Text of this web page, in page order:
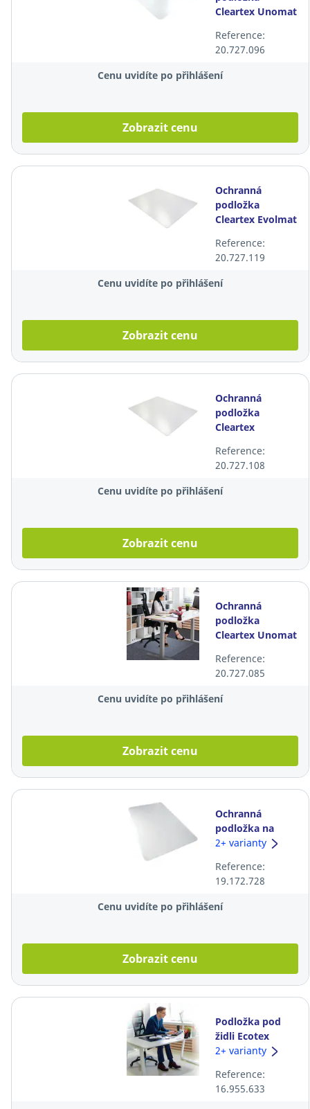
Cleartex Unomat
podlahu, 116 ×
150 cm
Reference:
20.727.096
Cenu uvidíte po přihlášení
Zobrazit cenu
Ochranná
podložka
Cleartex Evolmat
podlahu, 116 ×
150 cm
Reference:
20.727.119
Cenu uvidíte po přihlášení
Zobrazit cenu
Ochranná
podložka
Cleartex
tvrdou podlahu,
90 × 120 cm
Reference:
20.727.108
Cenu uvidíte po přihlášení
Zobrazit cenu
Ochranná
podložka
Cleartex Unomat
podlahu, 89 ×
119 cm
Reference:
20.727.085
Cenu uvidíte po přihlášení
Zobrazit cenu
Ochranná
podložka na
koberec Floortex
2+ varianty
Reference:
19.172.728
Cenu uvidíte po přihlášení
Zobrazit cenu
Podložka pod
židli Ecotex
Marlon Bioplus
podlahy, 116 x
150 cm,
2+ varianty
Reference:
16.955.633